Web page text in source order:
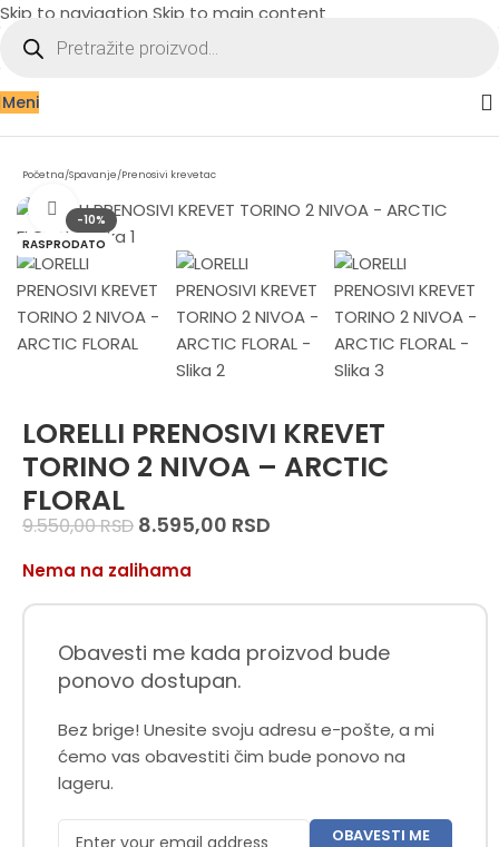
Skip to navigation Skip to main content
Meni
Početna/Spavanje/Prenosivi krevetac
-10%
RASPRODATO
Zumiraj sliku
LORELLI PRENOSIVI KREVET
TORINO 2 NIVOA – ARCTIC
FLORAL
9.550,00RSD 8.595,00 RSD
Nema na zalihama
Obavesti me kada proizvod bude
ponovo dostupan.
Bez brige! Unesite svoju adresu e-pošte, a mi
ćemo vas obavestiti čim bude ponovo na
lageru.
OBAVESTI ME